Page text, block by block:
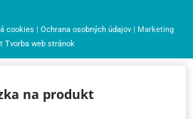
cookies | Ochrana osobných údajov | Marketing
Tvorba web stránok
na produkt